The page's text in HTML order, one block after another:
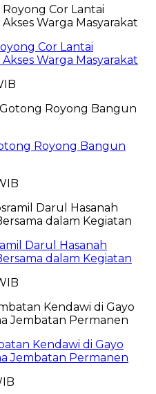
Cor Lantai
Warga Masyarakat
Royong Bangun
Darul Hasanah
dalam Kegiatan
Kendawi di Gayo
Jembatan Permanen